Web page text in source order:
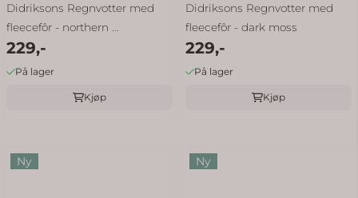
Didriksons Regnvotter med
fleecefôr - northern ...
229,-
På lager
Kjøp
Didriksons Regnvotter med
fleecefôr - dark moss
229,-
På lager
Kjøp
Ny Ny